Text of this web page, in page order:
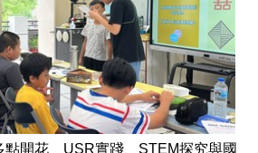
點開花 USR實踐、STEM探究與國